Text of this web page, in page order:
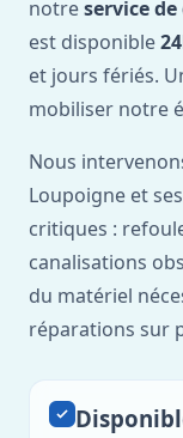
notreservice
est disponible
et jours fériés.
mobiliser notre
Nous
Loupoigne et
critiques :
canalisations
du matériel
réparations sur